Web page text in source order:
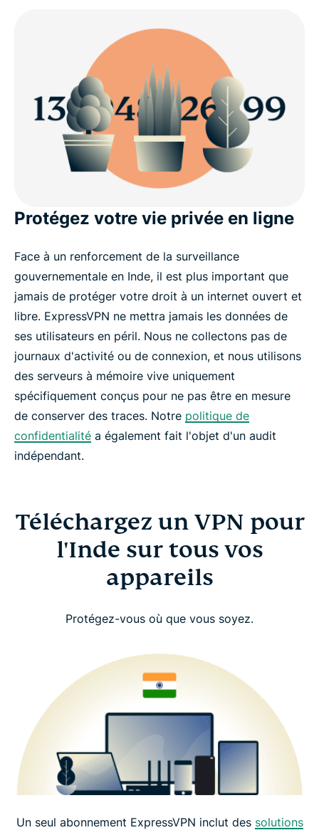
Protégez votre vie privée en ligne
Face à un renforcement de la surveillance
gouvernementale en Inde, il est plus important que
jamais de protéger votre droit à un internet ouvert et
libre. ExpressVPN ne mettra jamais les données de
ses utilisateurs en péril. Nous ne collectons pas de
journaux d'activité ou de connexion, et nous utilisons
des serveurs à mémoire vive uniquement
spécifiquement conçus pour ne pas être en mesure
de conserver des traces. Notre politique de
confidentialité a également fait l'objet d'un audit
indépendant.
Téléchargez un VPN pour
l'Inde sur tous vos
appareils
Protégez-vous où que vous soyez.
Un seul abonnement ExpressVPN inclut des solutions